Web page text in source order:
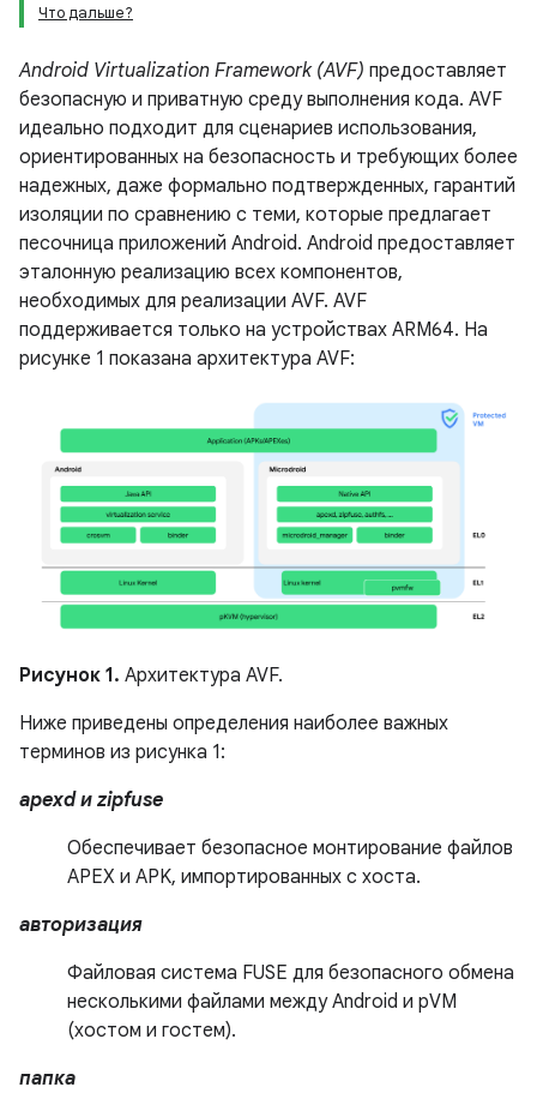
Что дальше?
Android Virtualization Framework (AVF) предоставляет
безопасную и приватную среду выполнения кода. AVF
идеально подходит для сценариев использования,
ориентированных на безопасность и требующих более
надежных, даже формально подтвержденных, гарантий
изоляции по сравнению с теми, которые предлагает
песочница приложений Android. Android предоставляет
эталонную реализацию всех компонентов,
необходимых для реализации AVF. AVF
поддерживается только на устройствах ARM64. На
рисунке 1 показана архитектура AVF:
Рисунок 1. Архитектура AVF.
Ниже приведены определения наиболее важных
терминов из рисунка 1:
apexd и zipfuse
Обеспечивает безопасное монтирование файлов
APEX и APK, импортированных с хоста.
авторизация
Файловая система FUSE для безопасного обмена
несколькими файлами между Android и pVM
(хостом и гостем).
папка